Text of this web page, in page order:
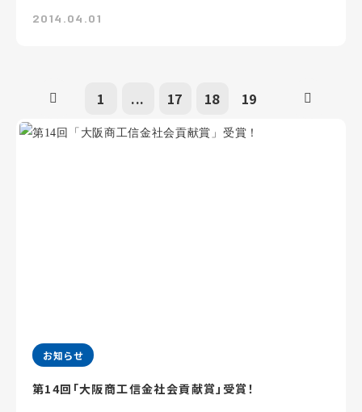
2014.04.01
1 ... 17 18 19
お知らせ
第14回「大阪商工信金社会貢献賞」受賞！